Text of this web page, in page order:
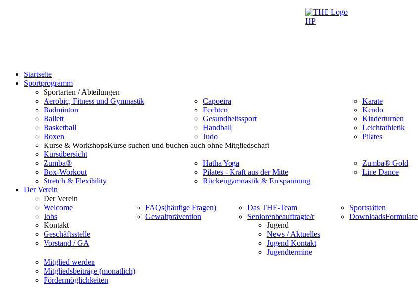
Startseite
Sportprogramm
Sportarten / Abteilungen
Aerobic, Fitness und Gymnastik
Badminton
Ballett
Basketball
Boxen
Capoeira
Fechten
Gesundheitssport
Handball
Judo
Karate
Kendo
Kinderturnen
Leichtathletik
Pilates
Kurse & WorkshopsKurse suchen und buchen auch ohne Mitgliedschaft
Kursübersicht
Zumba®
Box-Workout
Stretch & Flexibility
Hatha Yoga
Pilates - Kraft aus der Mitte
Rückengymnastik & Entspannung
Zumba® Gold
Line Dance
Der Verein
Der Verein
Welcome
FAQs(häufige Fragen) Das THE-Team Sportstätten
Jobs
Gewaltprävention Seniorenbeauftragte/r DownloadsFormulare
Kontakt
Geschäftsstelle
Vorstand / GA
Jugend
News / Aktuelles
Jugend Kontakt
Jugendtermine
Mitglied werden
Mitgliedsbeiträge (monatlich)
Fördermöglichkeiten